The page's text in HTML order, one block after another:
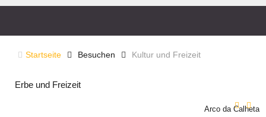
Startseite Besuchen Kultur und Freizeit
Erbe und Freizeit
Arco da Calheta